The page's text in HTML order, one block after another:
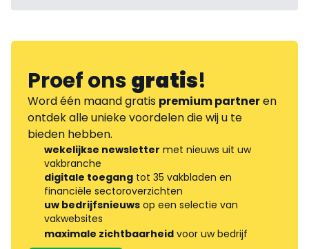
Proef onsgratis!
Word één maand gratis premium partneren
ontdek alle unieke voordelen die wij u te
bieden hebben.
wekelijkse newsletter met nieuws uit uw
vakbranche
digitale toegang tot 35 vakbladen en
financiële sectoroverzichten
uw bedrijfsnieuws op een selectie van
vakwebsites
maximale zichtbaarheid voor uw bedrijf